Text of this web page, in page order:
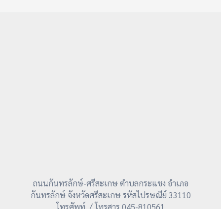
ถนนกันทรลักษ์-ศรีสะเกษ ตำบลกระแชง อำเภอ
กันทรลักษ์ จังหวัดศรีสะเกษ รหัสไปรษณีย์ 33110
โทรศัพท์ / โทรสาร 045-810561